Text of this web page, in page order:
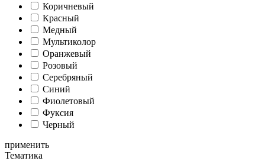
Коричневый
Красный
Медный
Мультиколор
Оранжевый
Розовый
Серебряный
Синий
Фиолетовый
Фуксия
Черный
применить
Тематика